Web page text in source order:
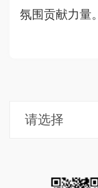
氛围贡献力量。